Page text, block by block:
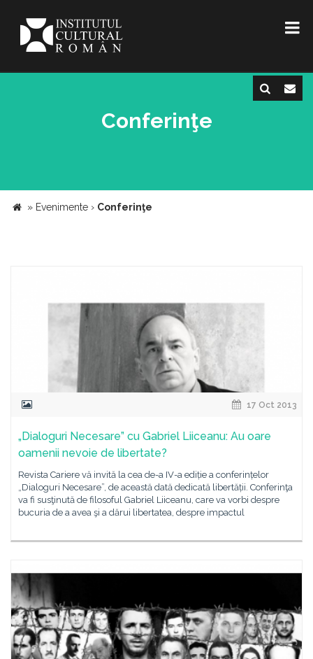
Conferinţe
» Evenimente › Conferinţe
17 Oct 2013
„Dialoguri Necesare” cu Gabriel Liiceanu: Au oare
oamenii nevoie de libertate?
Revista Cariere vă invită la cea de-a IV-a ediție a conferințelor
„Dialoguri Necesare”, de această dată dedicată libertății. Conferinţa
va fi susţinută de filosoful Gabriel Liiceanu, care va vorbi despre
bucuria de a avea şi a dărui libertatea, despre impactul